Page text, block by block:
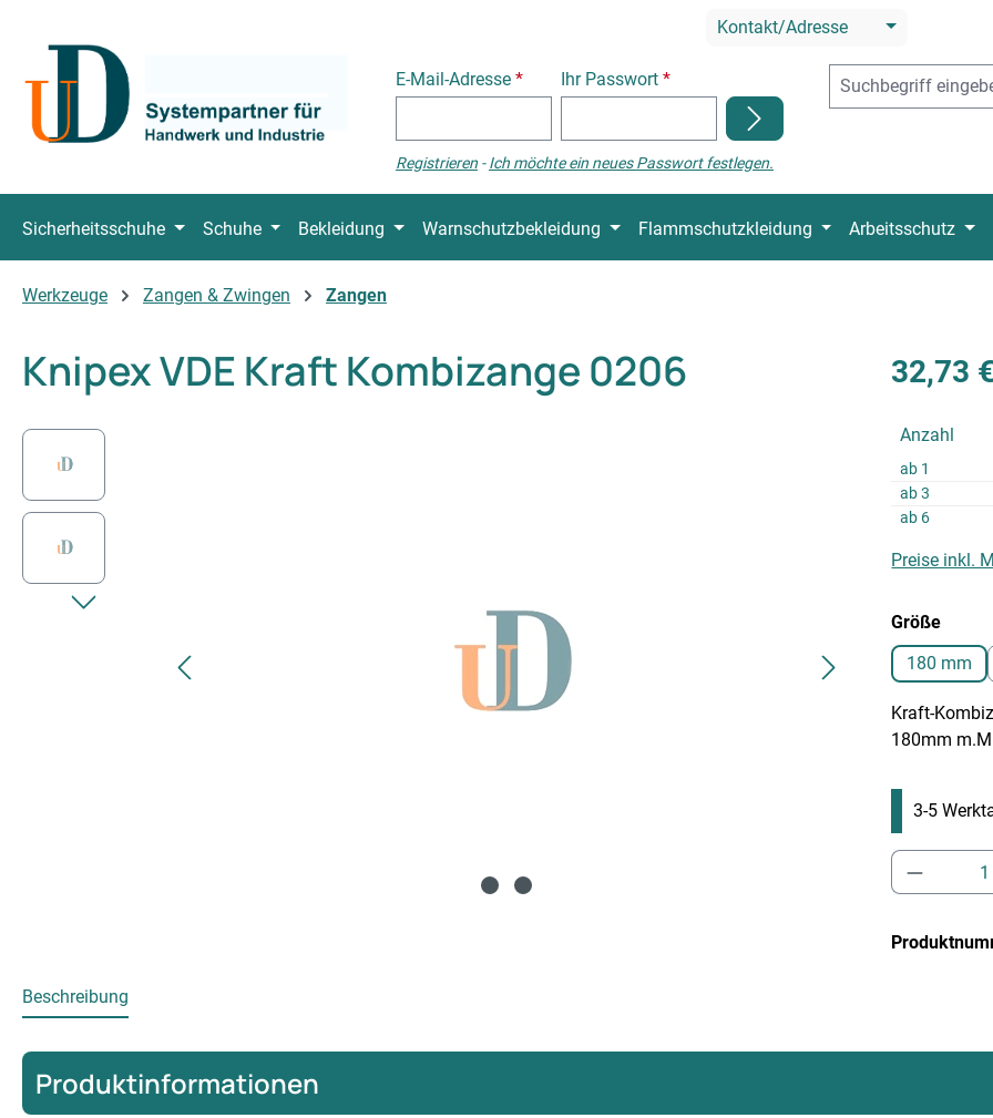
Kontakt/Adresse
E-Mail-Adresse * Ihr Passwort*
Registrieren -Ich möchte ein neues Passwort festlegen.
Sicherheitsschuhe Schuhe Bekleidung Warnschutzbekleidung Flammschutzkleidung Arbeitsschutz
Werkzeuge Zangen & Zwingen Zangen
Knipex VDE Kraft Kombizange 0206 32,73
Anzahl
ab 1
ab3
ab 6
Preise inkl.
Größe
180 mm
Kraft-
180mm
3-5
Beschreibung
Produktinformationen